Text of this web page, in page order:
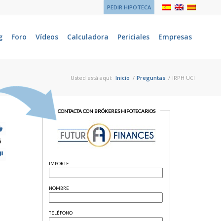
PEDIR HIPOTECA
Foro Vídeos Calculadora Periciales Empresas
Usted está aquí: Inicio / Preguntas / IRPH UCI